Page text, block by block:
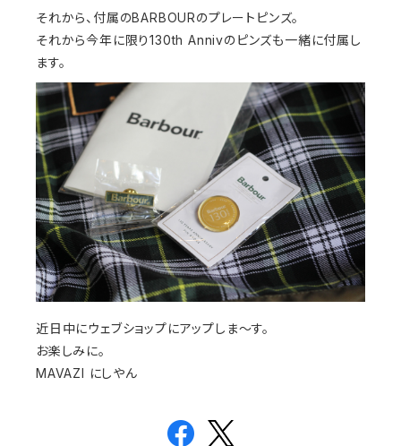
それから、付属のBARBOURのプレートピンズ。
それから今年に限り130th Annivのピンズも一緒に付属し
ます。
近日中にウェブショップにアップしま～す。
お楽しみに。
MAVAZI にしやん